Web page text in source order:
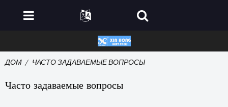
ДОМ ЧАСТО ЗАДАВАЕМЫЕ ВОПРОСЫ
Часто задаваемые вопросы